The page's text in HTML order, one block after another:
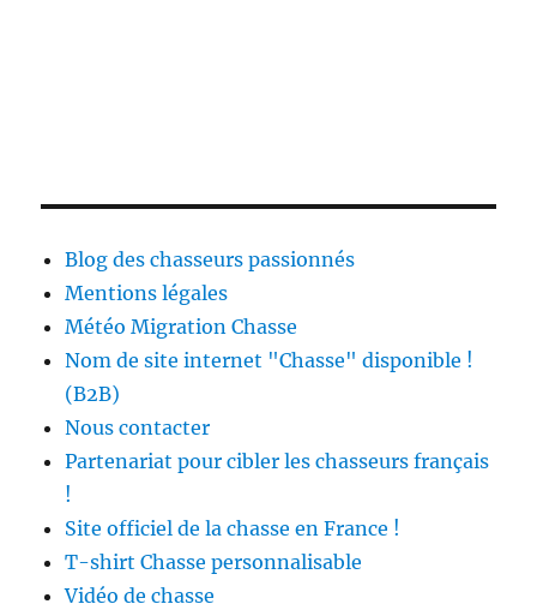
Blog des chasseurs passionnés
Mentions légales
Météo Migration Chasse
Nom de site internet "Chasse" disponible !
(B2B)
Nous contacter
Partenariat pour cibler les chasseurs français
!
Site officiel de la chasse en France !
T-shirt Chasse personnalisable
Vidéo de chasse